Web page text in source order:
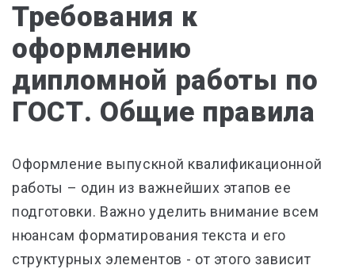
Требования к
оформлению
дипломной работы по
ГОСТ. Общие правила
Оформление выпускной квалификационной
работы – один из важнейших этапов ее
подготовки. Важно уделить внимание всем
нюансам форматирования текста и его
структурных элементов - от этого зависит